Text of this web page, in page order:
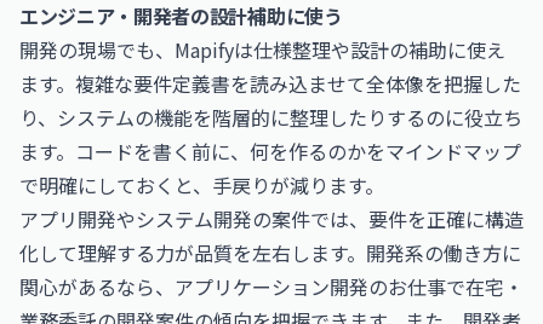
エンジニア・開発者の設計補助に使う
開発の現場でも、Mapifyは仕様整理や設計の補助に使え
ます。複雑な要件定義書を読み込ませて全体像を把握した
り、システムの機能を階層的に整理したりするのに役立ち
ます。コードを書く前に、何を作るのかをマインドマップ
で明確にしておくと、手戻りが減ります。
アプリ開発やシステム開発の案件では、要件を正確に構造
化して理解する力が品質を左右します。開発系の働き方に
関心があるなら、 アプリケーション開発のお仕事で在宅・